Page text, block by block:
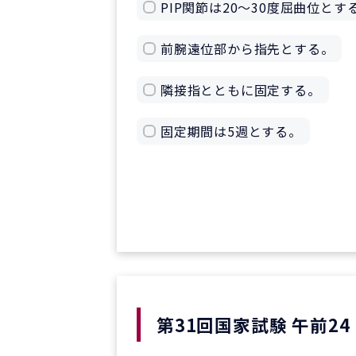
PIP関節は20～30度屈曲位とする
前腕遠位部から指先とする。
隣接指とともに固定する。
固定期間は5週とする。
第31回国家試験 午前24